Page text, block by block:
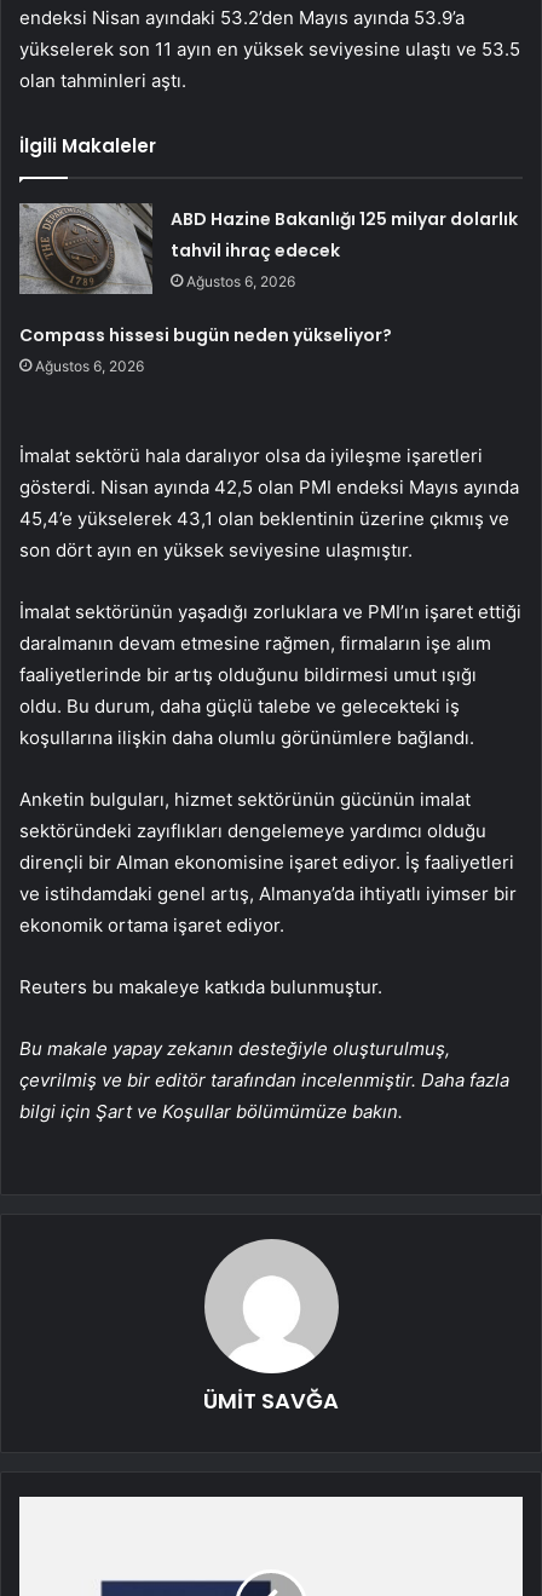
endeksi Nisan ayındaki 53.2’den Mayıs ayında 53.9’a
yükselerek son 11 ayın en yüksek seviyesine ulaştı ve 53.5
olan tahminleri aştı.
İlgili Makaleler
ABD Hazine Bakanlığı 125 milyar dolarlık
tahvil ihraç edecek
Ağustos 6, 2026
Compass hissesi bugün neden yükseliyor?
Ağustos 6, 2026
İmalat sektörü hala daralıyor olsa da iyileşme işaretleri
gösterdi. Nisan ayında 42,5 olan PMI endeksi Mayıs ayında
45,4’e yükselerek 43,1 olan beklentinin üzerine çıkmış ve
son dört ayın en yüksek seviyesine ulaşmıştır.
İmalat sektörünün yaşadığı zorluklara ve PMI’ın işaret ettiği
daralmanın devam etmesine rağmen, firmaların işe alım
faaliyetlerinde bir artış olduğunu bildirmesi umut ışığı
oldu. Bu durum, daha güçlü talebe ve gelecekteki iş
koşullarına ilişkin daha olumlu görünümlere bağlandı.
Anketin bulguları, hizmet sektörünün gücünün imalat
sektöründeki zayıflıkları dengelemeye yardımcı olduğu
dirençli bir Alman ekonomisine işaret ediyor. İş faaliyetleri
ve istihdamdaki genel artış, Almanya’da ihtiyatlı iyimser bir
ekonomik ortama işaret ediyor.
Reuters bu makaleye katkıda bulunmuştur.
Bu makale yapay zekanın desteğiyle oluşturulmuş,
çevrilmiş ve bir editör tarafından incelenmiştir. Daha fazla
bilgi için Şart ve Koşullar bölümümüze bakın.
ÜMİT SAVĞA